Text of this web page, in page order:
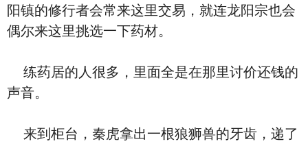
阳镇的修行者会常来这里交易，就连龙阳宗也会
偶尔来这里挑选一下药材。
练药居的人很多，里面全是在那里讨价还钱的
声音。
来到柜台，秦虎拿出一根狼狮兽的牙齿，递了